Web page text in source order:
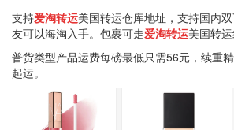
支持爱淘转运美国转运仓库地址，支持国内
友可以海淘入手。包裹可走爱淘转运美国转
普货类型产品运费每磅最低只需56元，续重
起运。